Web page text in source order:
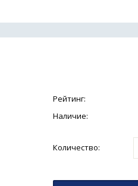
Рейтинг:
Наличие:
Количество: